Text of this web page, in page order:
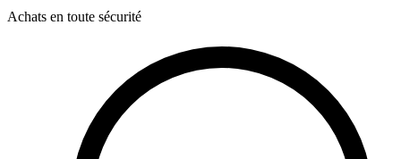
Achats en toute sécurité